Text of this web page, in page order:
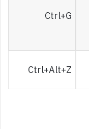
Ctrl+G
Ctrl+Alt+Z